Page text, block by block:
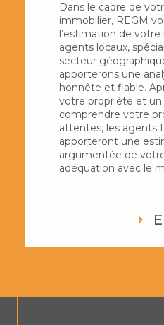
Dans le cadre de
immobilier, REGM
l’estimation de
agents locaux,
secteur
apporterons une
honnête et fiable.
votre propriété et
comprendre votre
attentes, les agents
apporteront une
argumentée de
adéquation avec le